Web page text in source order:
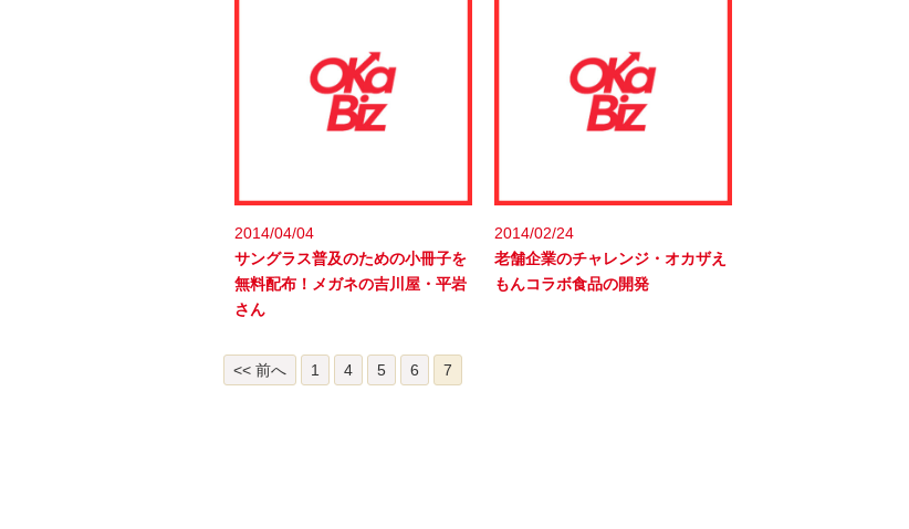
2014/04/04
サングラス普及のための小冊子を
無料配布！メガネの吉川屋・平岩
さん
2014/02/24
老舗企業のチャレンジ・オカザえ
もんコラボ食品の開発
<< 前へ 1 4 5 6 7